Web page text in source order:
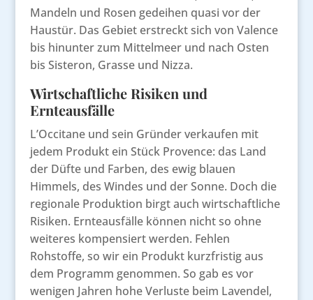
Mandeln und Rosen gedeihen quasi vor der
Haustür. Das Gebiet erstreckt sich von Valence
bis hinunter zum Mittelmeer und nach Osten
bis Sisteron, Grasse und Nizza.
Wirtschaftliche Risiken und
Ernteausfälle
L’Occitane und sein Gründer verkaufen mit
jedem Produkt ein Stück Provence: das Land
der Düfte und Farben, des ewig blauen
Himmels, des Windes und der Sonne. Doch die
regionale Produktion birgt auch wirtschaftliche
Risiken. Ernteausfälle können nicht so ohne
weiteres kompensiert werden. Fehlen
Rohstoffe, so wir ein Produkt kurzfristig aus
dem Programm genommen. So gab es vor
wenigen Jahren hohe Verluste beim Lavendel,